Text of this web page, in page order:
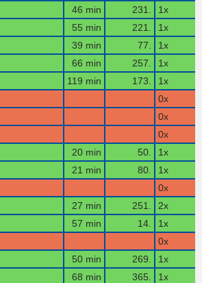
46 min 231.
1x
55 min 221.
1x
39 min 77.
1x
66 min 257.
1x
119 min 173.
1x
0x
0x
0x
20 min 50.
1x
21 min 80.
1x
0x
27 min 251.
2x
57 min 14.
1x
0x
50 min 269.
1x
68 min 365.
1x